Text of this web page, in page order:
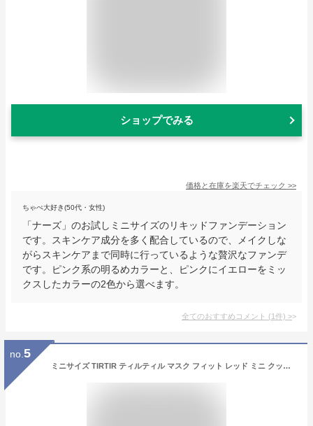
ショップでみる
価格と在庫を楽天でチェック >>
ちゃぺ大好き(50代・女性)
「ナーズ」のお試しミニサイズのリキッドファンデーション
です。スキンケア成分を多く配合しているので、メイクしな
がらスキンケアまで同時に行っているような贅沢なファンデ
です。ピンク系の明るめカラーと、ピンクにイエローをミッ
クスしたカラーの2色から選べます。
全てのおすすめコメント (1件) >
no. 5
ミニサイズ TIRTIR ティルティル マスク フィット レッド ミニ クッション MASK FIT RED MINI CUSHION クッション ファンデーション 赤ティルティル